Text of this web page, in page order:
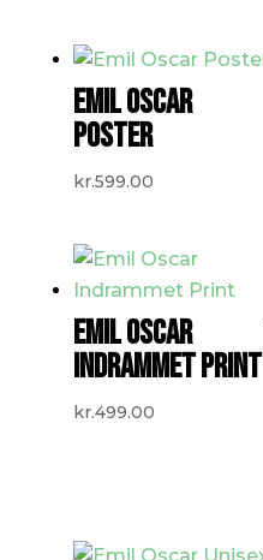
EMIL OSCAR
POSTER
kr.599.00
EMIL OSCAR
INDRAMMET PRINT
kr.499.00